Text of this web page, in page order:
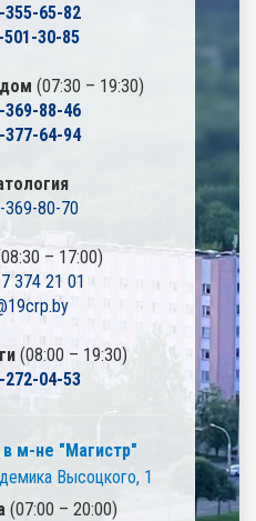
355-65-82
501-30-85
(07:30 – 19:30)
369-88-46
377-64-94
369-80-70
– 17:00)
374 21 01
(08:00 – 19:30)
272-04-53
м-не "Магистр"
Высоцкого, 1
(07:00 – 20:00)